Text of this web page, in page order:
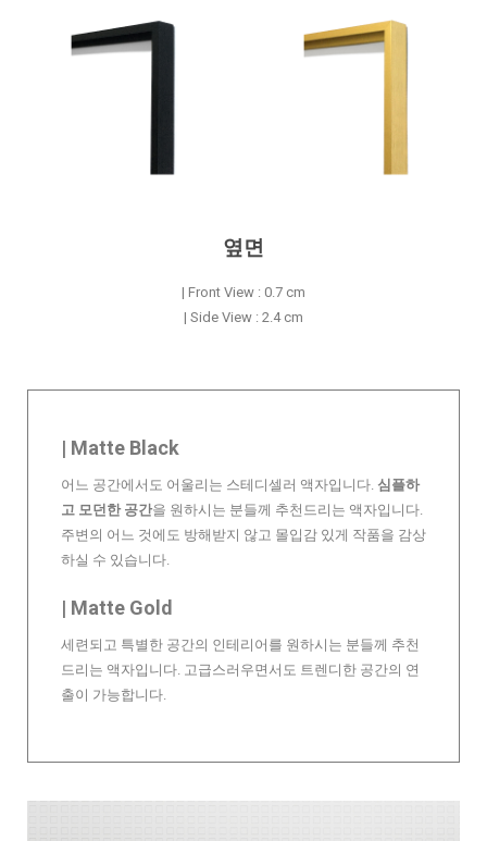
옆면
| Front View : 0.7 cm
| Side View : 2.4 cm
| Matte Black
어느 공간에서도 어울리는 스테디셀러 액자입니다. 심플하
고 모던한 공간을 원하시는 분들께 추천드리는 액자입니다.
주변의 어느 것에도 방해받지 않고 몰입감 있게 작품을 감상
하실 수 있습니다.
| Matte Gold
세련되고 특별한 공간의 인테리어를 원하시는 분들께 추천
드리는 액자입니다. 고급스러우면서도 트렌디한 공간의 연
출이 가능합니다.